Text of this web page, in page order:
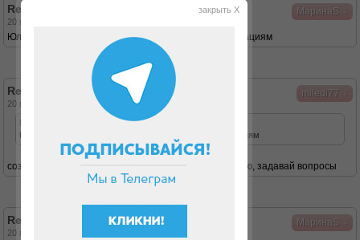
МаринаS
Re: Вес стоит на месте(((
20 май 2015, 14:32
Юля, спасибо за участие! буду следовать рекомендациям
miledi77
Re: Вес стоит на месте(((
20 май 2015, 14:37
МаринаS писал(а):
Юля, спасибо за участие! буду следовать рекомендациям
создавай свой дневничек, пиши там ежедневно меню, задавай вопросы
МаринаS
Re: Вес стоит на месте(((
20 май 2015, 14:55
закрыть X